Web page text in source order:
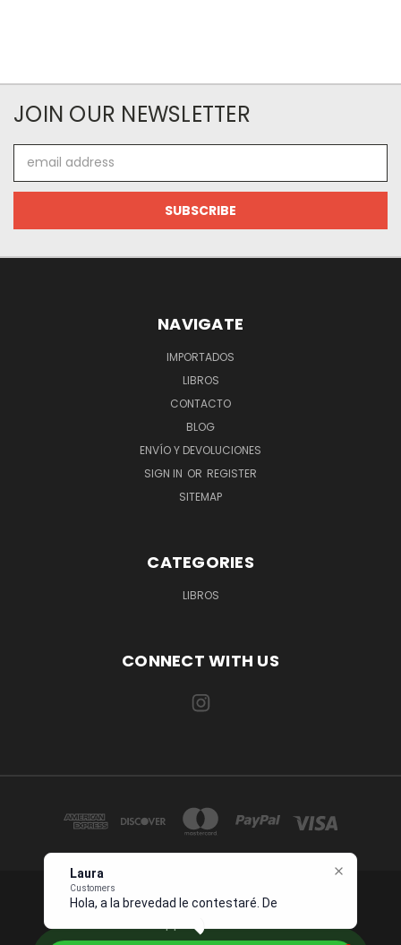
Customers
Hola, a la brevedad le contestaré.
Describame
JOIN OUR NEWSLETTER
Address
NAVIGATE
IMPORTADOS
LIBROS
CONTACTO
BLOG
ENVÍO Y DEVOLUCIONES
SIGN IN OR REGISTER
SITEMAP
CATEGORIES
LIBROS
CONNECT WITH US
1234 OCEAN DRIVE SUITE 567 MIAMI, FL 33139 USA